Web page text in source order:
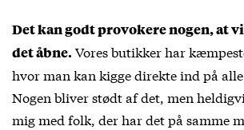
Det kan godt provokere nogen, at
det åbne.Vores butikker har
hvor man kan kigge direkte ind på
Nogen bliver stødt af det, men
mig med folk, der har det på samme